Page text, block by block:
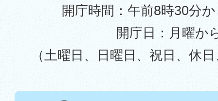
開庁時間：午前8時30分
開庁日：月曜か
（土曜日、日曜日、祝日、休